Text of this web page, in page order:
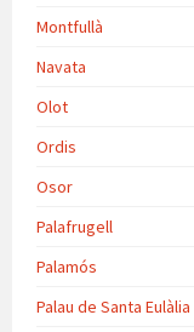
Montfullà
Navata
Olot
Ordis
Osor
Palafrugell
Palamós
Palau de Santa Eulàlia